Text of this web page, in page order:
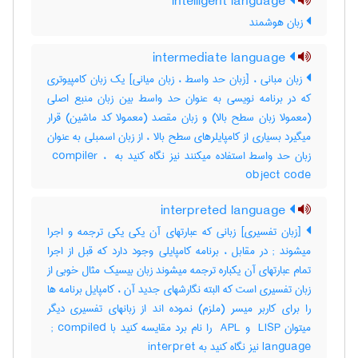
زبان هوشمند
زبان مبانی ، [زبان حد واسط ، زبان میانی] یک زبان کامپیوتری
که در برنامه نویسی به عنوان حد واسط بین زبان منبع اصلی
(معمولا زبان سطح بالا) و زبان مقصد (معمولا کد ماشین) قرار
میگیرد بسیاری از کامپایلرهای سطح بالا ، از زبان اسمبلی به عنوان
زبان حد واسط استفاده میکنند نیز نگاه کنید به ‎ compiler ، ‎
object code
[زبان تفسیری] زبانی که عبارتهای آن یکی یکی ترجمه و اجرا
میشوند‎ ; در مقابل ، برنامه کامپایلی وجود دارد که قبل از اجرا
تمام عبارتهای آن یکباره ترجمه میشوند زبان بیسیک مثال خوبی از
زبان تفسیری است که البته نگارشهای جدید آن ، کامپایل برنامه ها
را برای کاربر میسر (ملزم) نموده اند از زبانهای تفسیری دیگر
میتوان ‎ LISP و ‎ APL را نام برد مقایسه کنید با ‎ ; compiled
language نیز نگاه کنید به ‎ interpret